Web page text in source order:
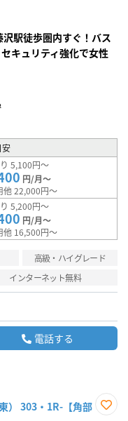
沢駅徒歩圏内すぐ！バス
キュリティ強化で女性
安
5,100円～
円/月～
他 22,000円～
5,200円～
円/月～
他 16,500円～
高級・ハイグレード
インターネット無料
電話する
） 303・1R-【角部